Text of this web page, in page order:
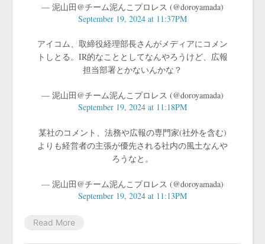
— 泥山田@チーム泥んこプロレス (@doroyamada)
September 19, 2024 at 11:37PM
アイコム、取締役経理部長さんがメディアにコメン
トしとる。IR的なこととしてなんやろうけど、広報
担当部署とかないんかな？
— 泥山田@チーム泥んこプロレス (@doroyamada)
September 19, 2024 at 11:18PM
某社のコメント、法務や広報の専門家(社外を含む)
よりも経営者の主張が優先される社内の風土なんや
ろうなと。
— 泥山田@チーム泥んこプロレス (@doroyamada)
September 19, 2024 at 11:13PM
Read More